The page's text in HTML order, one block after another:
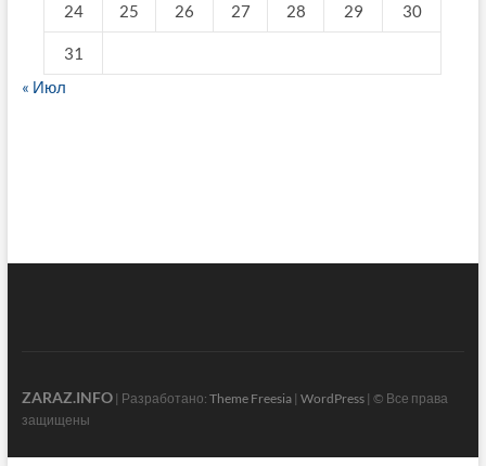
24 25 26 27 28 29 30
31
« Июл
ZARAZ.INFO| Разработано: Theme Freesia| WordPress| © Все права
защищены